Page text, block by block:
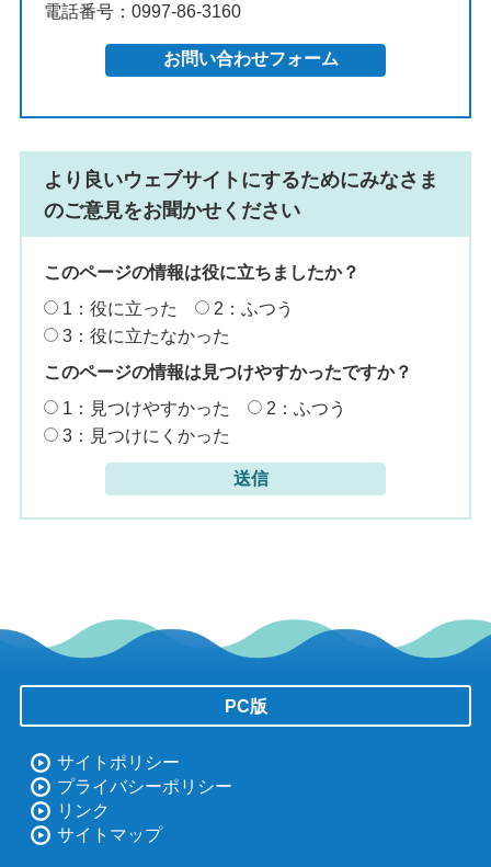
電話番号：0997-86-3160
より良いウェブサイトにするためにみなさま
のご意見をお聞かせください
このページの情報は役に立ちましたか？
1：役に立った
2：ふつう
3：役に立たなかった
このページの情報は見つけやすかったですか？
1：見つけやすかった
2：ふつう
3：見つけにくかった
PC版
サイトポリシー
プライバシーポリシー
リンク
サイトマップ